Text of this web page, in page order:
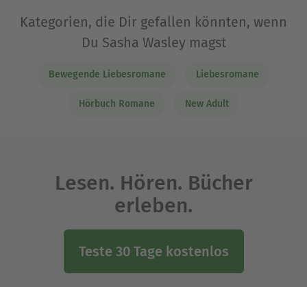
Kategorien, die Dir gefallen könnten, wenn
Du Sasha Wasley magst
Bewegende Liebesromane Liebesromane
Hörbuch Romane New Adult
Lesen. Hören. Bücher
erleben.
Teste 30 Tage kostenlos